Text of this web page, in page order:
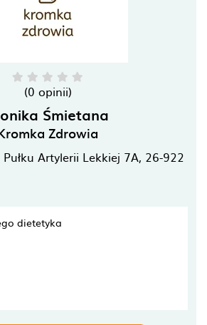
(0 opinii)
Śmietana
Zdrowia
Artylerii Lekkiej 7A, 26-922
dietetyka